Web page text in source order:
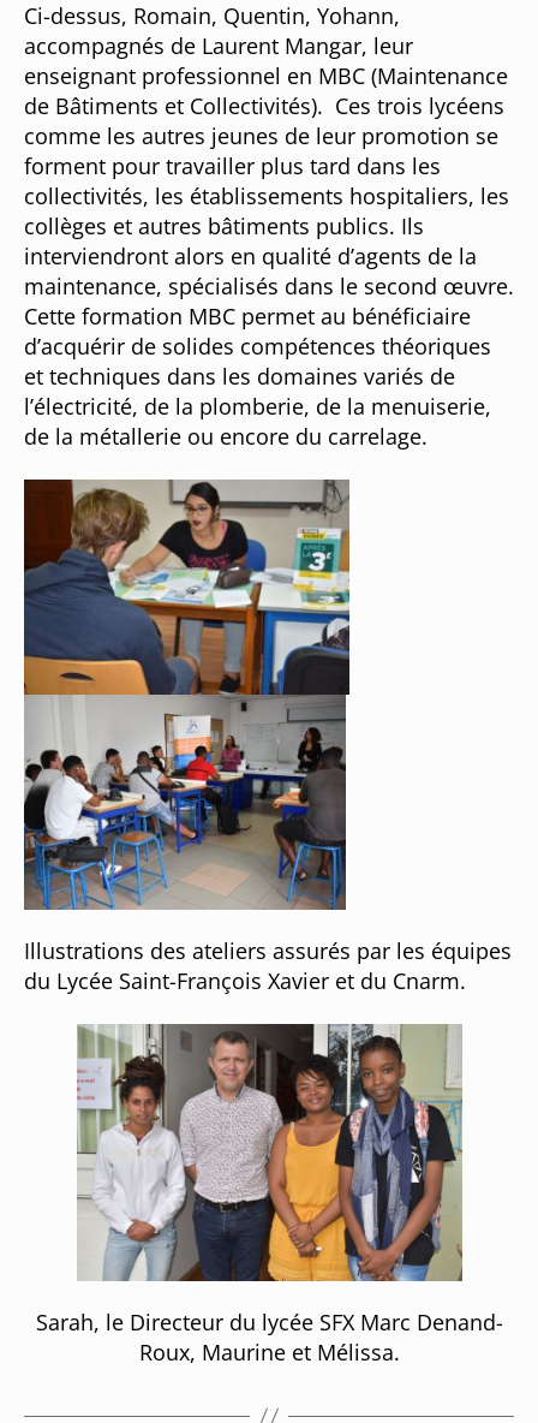
Ci-dessus, Romain, Quentin, Yohann,
accompagnés de Laurent Mangar, leur
enseignant professionnel en MBC (Maintenance
de Bâtiments et Collectivités). Ces trois lycéens
comme les autres jeunes de leur promotion se
forment pour travailler plus tard dans les
collectivités, les établissements hospitaliers, les
collèges et autres bâtiments publics. Ils
interviendront alors en qualité d’agents de la
maintenance, spécialisés dans le second œuvre.
Cette formation MBC permet au bénéficiaire
d’acquérir de solides compétences théoriques
et techniques dans les domaines variés de
l’électricité, de la plomberie, de la menuiserie,
de la métallerie ou encore du carrelage.
Illustrations des ateliers assurés par les équipes
du Lycée Saint-François Xavier et du Cnarm.
Sarah, le Directeur du lycée SFX Marc Denand-
Roux, Maurine et Mélissa.